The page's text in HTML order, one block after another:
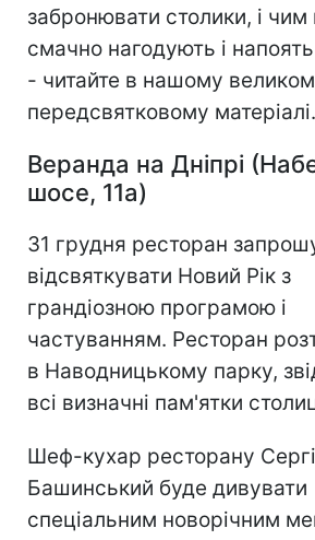
забронювати столики, і чим
смачно нагодують і
- читайте в нашому
передсвятковому матеріалі.
Веранда на Дніпрі
шосе, 11а)
31 грудня ресторан
відсвяткувати Новий Рік з
грандіозною програмою і
частуванням. Ресторан
в Наводницькому парку,
всі визначні пам'ятки
Шеф-кухар ресторану
Башинський буде дивувати
спеціальним новорічним